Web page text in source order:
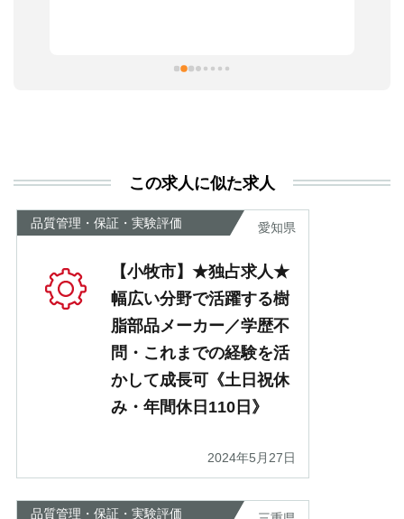
が
この求人に似た求人
品質管理・保証・実験評価 愛知県
【小牧市】★独占求人★
幅広い分野で活躍する樹
脂部品メーカー／学歴不
問・これまでの経験を活
かして成長可《土日祝休
み・年間休日110日》
2024年5月27日
品質管理・保証・実験評価